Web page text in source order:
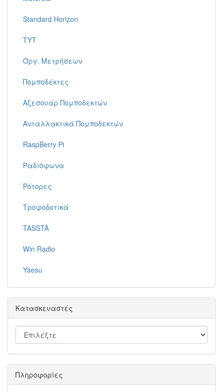
Standard Horizon
TYT
Όργ. Μετρήσεων
Πομποδέκτες
Αξεσουάρ Πομποδεκτών
Ανταλλακτικά Πομποδεκτών
RaspBerry Pi
Ραδιόφωνα
Ρότορες
Τροφοδοτικά
TASSTA
Win Radio
Yaesu
Κατασκευαστές
Πληροφορίες